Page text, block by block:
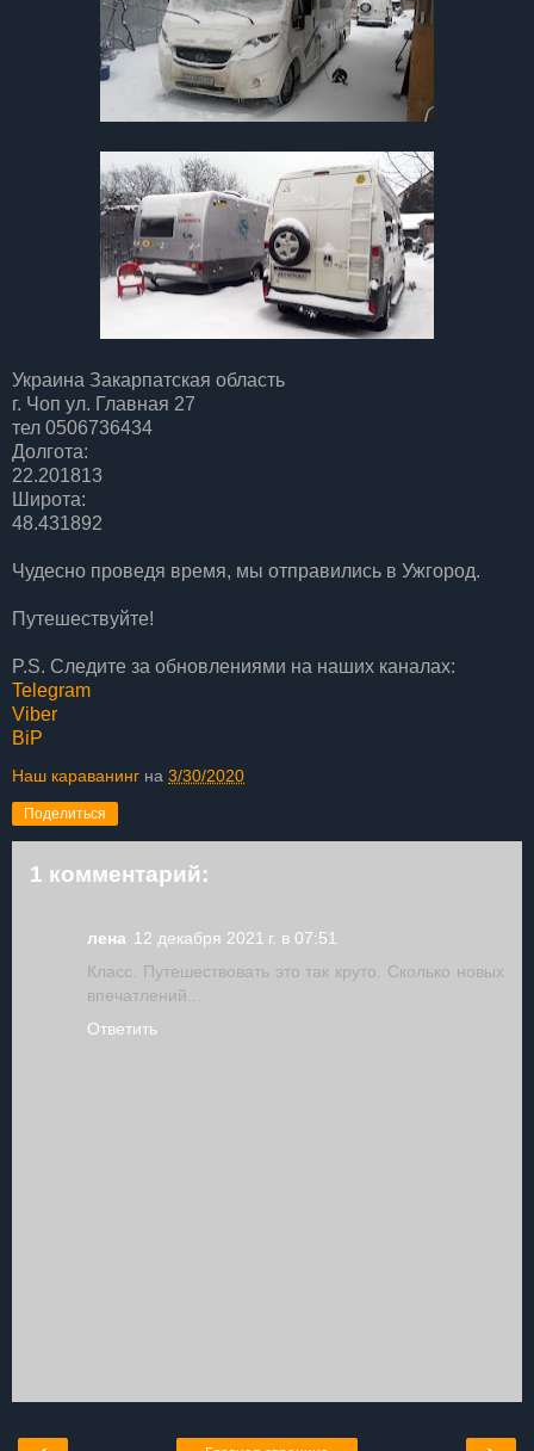
Украина Закарпатская область
г. Чоп ул. Главная 27
тел 0506736434
Долгота:
22.201813
Широта:
48.431892
Чудесно проведя время, мы отправились в Ужгород.
Путешествуйте!
P.S. Следите за обновлениями на наших каналах:
Telegram
Viber
BiP
Наш караванинг на 3/30/2020
Поделиться
1 комментарий:
лена 12 декабря 2021 г. в 07:51
Класс. Путешествовать это так круто. Сколько новых
впечатлений...
Ответить